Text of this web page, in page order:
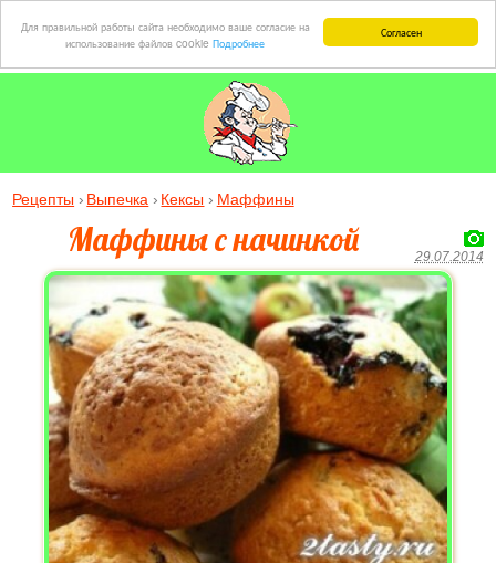
Согласен
Для правильной работы сайта необходимо ваше согласие на
использование файлов cookie Подробнее
Рецепты Выпечка Кексы Маффины
Маффины с начинкой 29.07.2014